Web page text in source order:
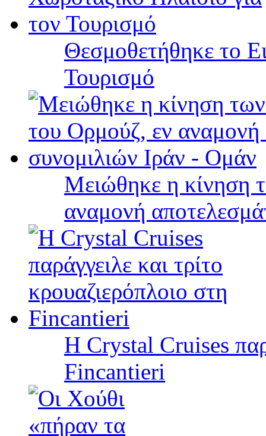
Θεσμοθετήθηκε το
Τουρισμό
Μειώθηκε η κίνηση
αναμονή
Η Crystal Cruises
Fincantieri